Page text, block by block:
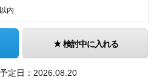
内
検討中に入れる
定日： 2026.08.20